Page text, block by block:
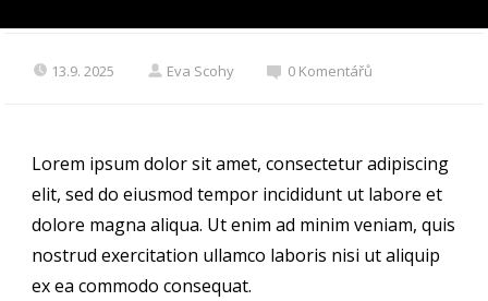
13.9. 2025 Eva Scohy 0 Komentářů
Lorem ipsum dolor sit amet, consectetur adipiscing
elit, sed do eiusmod tempor incididunt ut labore et
dolore magna aliqua. Ut enim ad minim veniam, quis
nostrud exercitation ullamco laboris nisi ut aliquip
ex ea commodo consequat.